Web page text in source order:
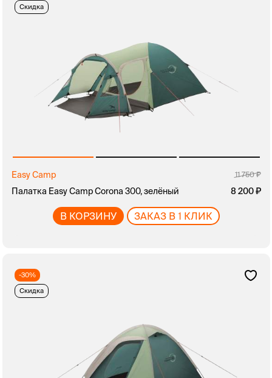
Скидка
Easy Camp 11 750
Палатка Easy Camp Corona 300, зелёный 8 200
В КОРЗИНУ ЗАКАЗ В 1 КЛИК
-30%
Скидка